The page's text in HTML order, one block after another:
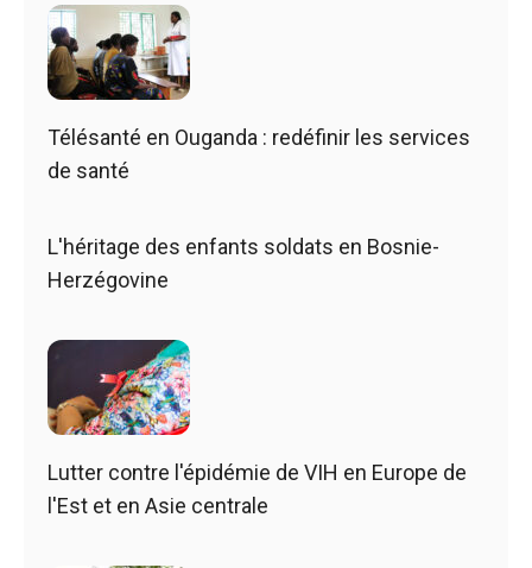
Télésanté en Ouganda : redéfinir les services
de santé
L'héritage des enfants soldats en Bosnie-
Herzégovine
Lutter contre l'épidémie de VIH en Europe de
l'Est et en Asie centrale